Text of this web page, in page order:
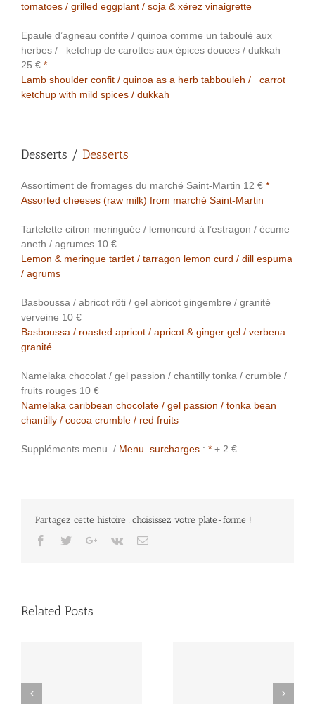
tomatoes / grilled eggplant / soja & xérez vinaigrette
Epaule d’agneau confite / quinoa comme un taboulé aux
herbes / ketchup de carottes aux épices douces / dukkah
25 € *
Lamb shoulder confit / quinoa as a herb tabbouleh / carrot
ketchup with mild spices / dukkah
Desserts / Desserts
Assortiment de fromages du marché Saint-Martin 12 € *
Assorted cheeses (raw milk) from marché Saint-Martin
Tartelette citron meringuée / lemoncurd à l’estragon / écume
aneth / agrumes 10 €
Lemon & meringue tartlet / tarragon lemon curd / dill espuma
/ agrums
Basboussa / abricot rôti / gel abricot gingembre / granité
verveine 10 €
Basboussa / roasted apricot / apricot & ginger gel / verbena
granité
Namelaka chocolat / gel passion / chantilly tonka / crumble /
fruits rouges 10 €
Namelaka caribbean chocolate / gel passion / tonka bean
chantilly / cocoa crumble / red fruits
Suppléments menu / Menu surcharges : * + 2 €
Partagez cette histoire , choisissez votre plate-forme !
Facebook
TwitterGoogle+
Vk Email
Related Posts
Déjeuner mardi 28 mai